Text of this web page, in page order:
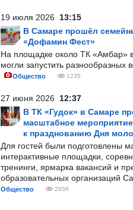
19 июля 2026 13:15
В Самаре прошёл
«Дофамин Фест»
На площадке около ТК «Амбар»
могли запустить разнообразных
Общество 1235
27 июня 2026 12:37
В ТК «Гудок» в Самаре
масштабное
к празднованию Дня
Для гостей были подготовлены
интерактивные площадки,
тренинги, ярмарка вакансий и
образовательных организаций
Общество 2956